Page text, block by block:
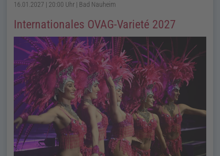
16.01.2027 | 20:00 Uhr | Bad Nauheim
Internationales OVAG-Varieté 2027